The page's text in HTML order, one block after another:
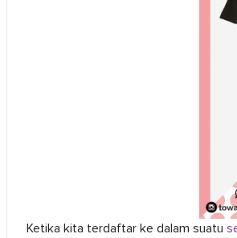
Ketika kita terdaftar ke dalam suatu